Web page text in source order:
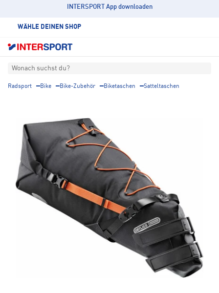
INTERSPORT App downloaden
WÄHLE DEINEN SHOP
Wonach suchst du?
Radsport Bike Bike-Zubehör Biketaschen Satteltaschen